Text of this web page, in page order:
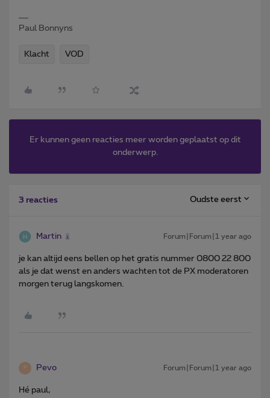
Paul Bonnyns
Klacht VOD
Er kunnen geen reacties meer worden geplaatst op dit
onderwerp.
3 reacties Oudste eerst
Martin Forum|Forum|1 year ago
je kan altijd eens bellen op het gratis nummer 0800 22 800
als je dat wenst en anders wachten tot de PX moderatoren
morgen terug langskomen.
P Pevo Forum|Forum|1 year ago
Hé paul,